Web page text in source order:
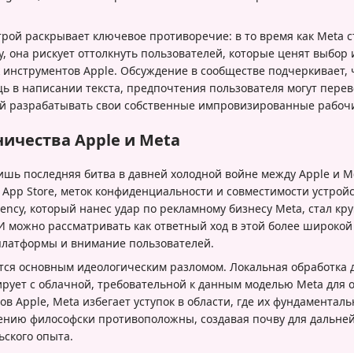
раскрывает ключевое противоречие: в то время как Meta
она рискует оттолкнуть пользователей, которые ценят
Apple. Обсуждение в сообществе подчеркивает,
написании текста, предпочтения пользователя могут
разрабатывать свои собственные импровизированные
Apple и Meta
последняя битва в давней холодной войне между Apple и
Store, меток конфиденциальности и совместимости
который нанес удар по рекламному бизнесу Meta, стал
рассматривать как ответный ход в этой более широкой
и внимание пользователей.
основным идеологическим разломом. Локальная обработка
с облачной, требовательной к данным моделью Meta для
Apple, Meta избегает уступок в области, где их
философски противоположны, создавая почву для
опыта.